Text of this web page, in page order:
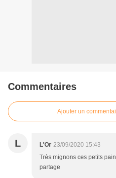
Commentaires
Ajouter un
L L'Or 23/09/2020 15:43
Très mignons ces petits
partage